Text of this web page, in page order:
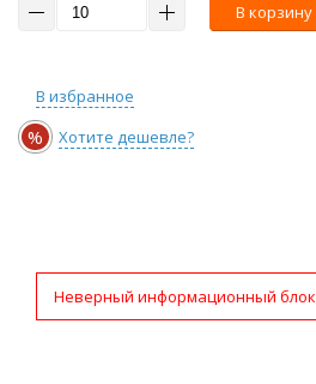
В корзину
В избранное
% Хотите дешевле?
Неверный информационный блок